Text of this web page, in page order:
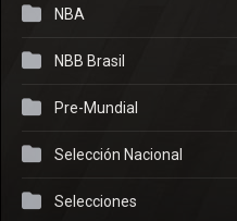
NBA
NBB Brasil
Pre-Mundial
Selección Nacional
Selecciones